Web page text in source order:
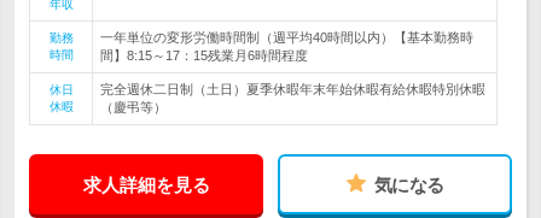
年収
勤務
時間
一年単位の変形労働時間制（週平均40時間以内）【基本勤務時
間】8:15～17：15残業月6時間程度
休日
休暇
完全週休二日制（土日）夏季休暇年末年始休暇有給休暇特別休暇
（慶弔等）
求人詳細を見る 気になる